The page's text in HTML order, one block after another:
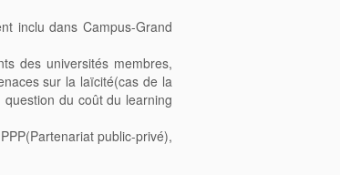
inclu dans Campus-Grand
des universités membres,
sur la laïcité(cas de la
du coût du learning
public-privé),